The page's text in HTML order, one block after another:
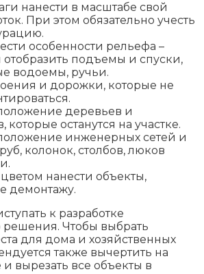
нанести в масштабе свой
При этом обязательно учесть
особенности рельефа –
подъемы и спуски,
водоемы, ручьи.
и дорожки, которые не
деревьев и
которые останутся на участке.
инженерных сетей и
колонок, столбов, люков
нанести объекты,
демонтажу.
к разработке
решения. Чтобы выбрать
для дома и хозяйственных
также вычертить на
вырезать все объекты в